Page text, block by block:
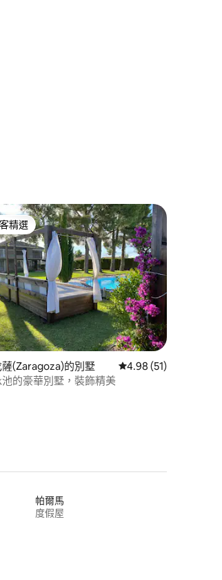
的平均評分（滿分 5 分）
的平均評分（滿分 5 分）
選榜首
精選
(Zaragoza)的別墅 從 51 則評價中獲得
4.98 (51)
的豪華別墅，裝飾精美
帕爾馬
度假屋